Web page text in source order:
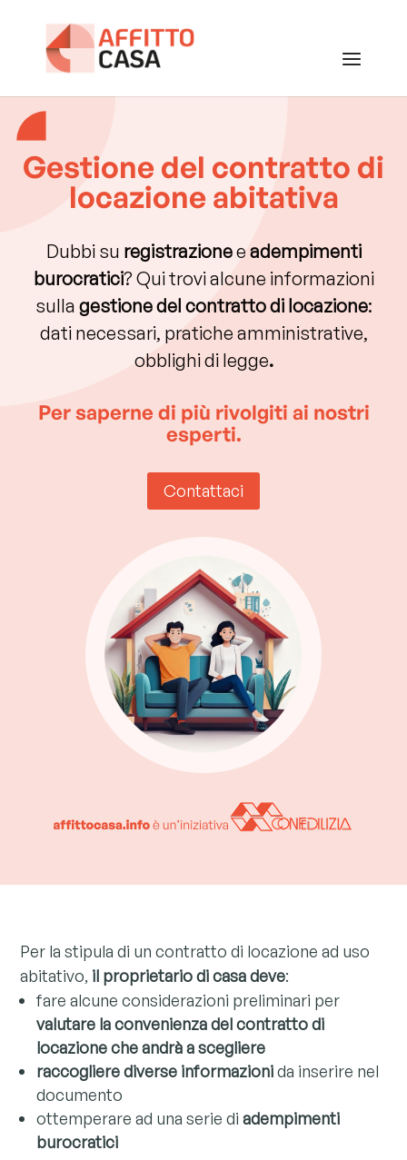
Gestione del contratto di
locazione abitativa
Dubbi su registrazioneeadempimenti
burocratici? Qui trovi alcune informazioni
sulla gestione del contratto di locazione:
dati necessari, pratiche amministrative,
obblighi di legge.
Per saperne di più rivolgiti ai nostri
esperti.
Contattaci
Per la stipula di un contratto di locazione ad uso
abitativo, il proprietario di casa deve:
fare alcune considerazioni preliminari per
valutare la convenienza del contratto di
locazione che andrà a scegliere
raccogliere diverse informazionida inserire nel
documento
ottemperare ad una serie di adempimenti
burocratici